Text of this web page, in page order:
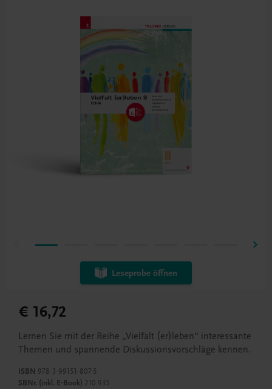
Leseprobe öffnen
€ 16,72
Lernen Sie mit der Reihe „Vielfalt (er)leben“ interessante
Themen und spannende Diskussionsvorschläge kennen.
ISBN 978-3-99151-807-5
SBNr. (inkl. E-Book) 210.935